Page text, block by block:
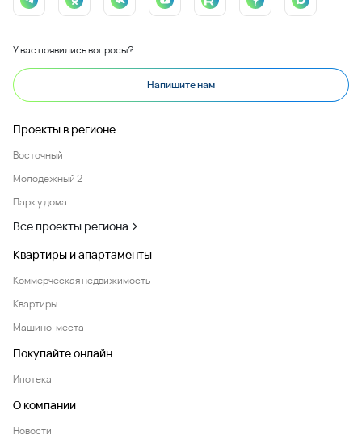
У вас появились вопросы?
Напишите нам
Проекты в регионе
Восточный
Молодежный 2
Парк у дома
Все проекты региона
Квартиры и апартаменты
Коммерческая недвижимость
Квартиры
Машино-места
Покупайте онлайн
Ипотека
О компании
Новости